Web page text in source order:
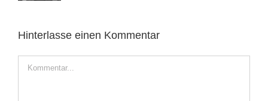
Hinterlasse einen Kommentar